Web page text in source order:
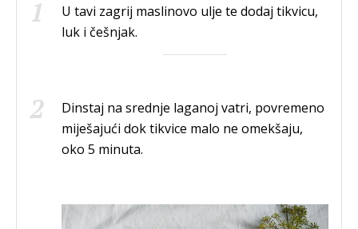
U tavi zagrij maslinovo ulje te dodaj tikvicu,
luk i češnjak.
Dinstaj na srednje laganoj vatri, povremeno
miješajući dok tikvice malo ne omekšaju,
oko 5 minuta.